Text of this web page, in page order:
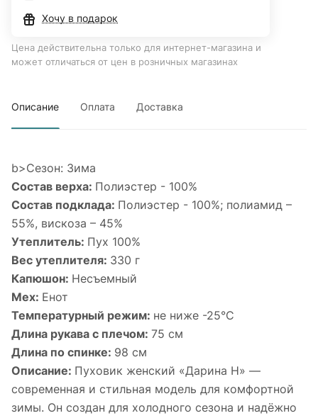
Хочу в подарок
Цена действительна только для интернет-магазина и
может отличаться от цен в розничных магазинах
Описание Оплата Доставка
b>Сезон: Зима
Состав верха: Полиэстер - 100%
Состав подклада: Полиэстер - 100%; полиамид –
55%, вискоза – 45%
Утеплитель: Пух 100%
Вес утеплителя: 330 г
Капюшон: Несъемный
Мех: Енот
Температурный режим: не ниже -25°С
Длина рукава с плечом: 75 см
Длина по спинке: 98 см
Описание: Пуховик женский «Дарина Н» —
современная и стильная модель для комфортной
зимы. Он создан для холодного сезона и надёжно